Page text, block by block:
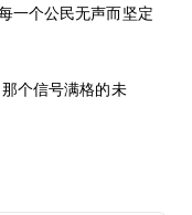
一个公民无声而坚定
个信号满格的未